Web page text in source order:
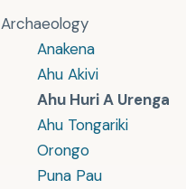
Archaeology
Anakena
Ahu Akivi
Ahu Huri A Urenga
Ahu Tongariki
Orongo
Puna Pau